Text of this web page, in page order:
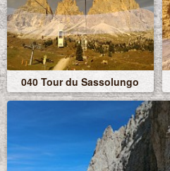
040 Tour du Sassolungo